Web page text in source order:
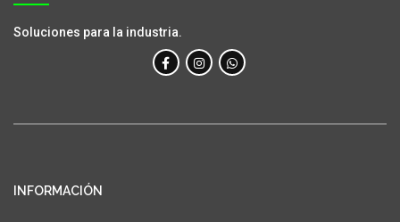
Soluciones para la industria.
INFORMACIÓN